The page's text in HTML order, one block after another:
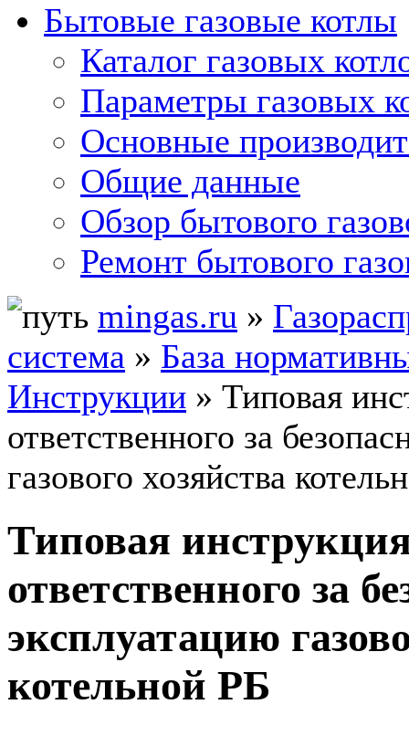
Бытовые газовые котлы
Каталог газовых
Параметры газовых
Основные
Общие данные
Обзор бытового
Ремонт бытового
mingas.ru »
система » База
Инструкции » Типовая
ответственного за
газового хозяйства
Типовая
ответственного за
эксплуатацию
котельной РБ